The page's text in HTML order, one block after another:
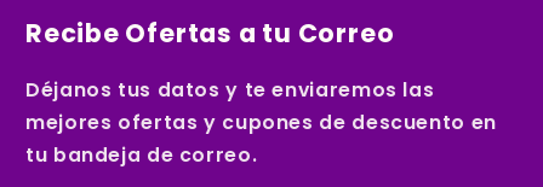
Recibe Ofertas a tu Correo
Déjanos tus datos y te enviaremos las
mejores ofertas y cupones de descuento en
tu bandeja de correo.